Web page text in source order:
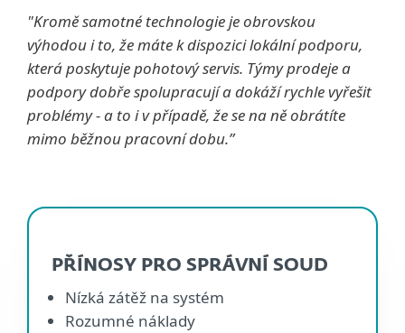
"Kromě samotné technologie je obrovskou
výhodou i to, že máte k dispozici lokální podporu,
která poskytuje pohotový servis. Týmy prodeje a
podpory dobře spolupracují a dokáží rychle vyřešit
problémy - a to i v případě, že se na ně obrátíte
mimo běžnou pracovní dobu.”
PŘÍNOSY PRO SPRÁVNÍ SOUD
Nízká zátěž na systém
Rozumné náklady